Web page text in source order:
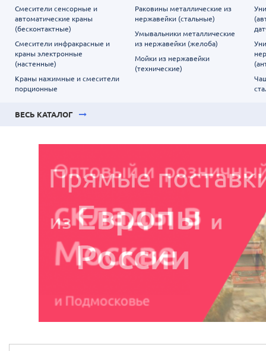
Смесители сенсорные и
автоматические краны
(бесконтактные)
Смесители инфракрасные и
краны электронные
(настенные)
Краны нажимные и смесители
порционные
Раковины металлические из
нержавейки (стальные)
Умывальники металлические
из нержавейки (желоба)
Мойки из нержавейки
(технические)
ВЕСЬ КАТАЛОГ